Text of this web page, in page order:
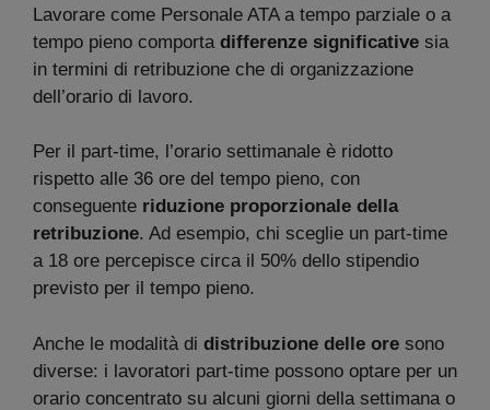
Lavorare come Personale ATA a tempo parziale o a
tempo pieno comporta differenze significative sia
in termini di retribuzione che di organizzazione
dell’orario di lavoro.
Per il part-time, l’orario settimanale è ridotto
rispetto alle 36 ore del tempo pieno, con
conseguente riduzione proporzionale della
retribuzione. Ad esempio, chi sceglie un part-time
a 18 ore percepisce circa il 50% dello stipendio
previsto per il tempo pieno.
Anche le modalità di distribuzione delle ore sono
diverse: i lavoratori part-time possono optare per un
orario concentrato su alcuni giorni della settimana o